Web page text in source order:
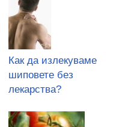
Как да излекуваме
шиповете без
лекарства?